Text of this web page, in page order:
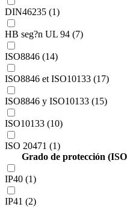
DIN46235 (1)
HB seg?n UL 94 (7)
ISO8846 (14)
ISO8846 et ISO10133 (17)
ISO8846 y ISO10133 (15)
ISO10133 (10)
ISO 20471 (1)
Grado de protección (ISO
IP40 (1)
IP41 (2)